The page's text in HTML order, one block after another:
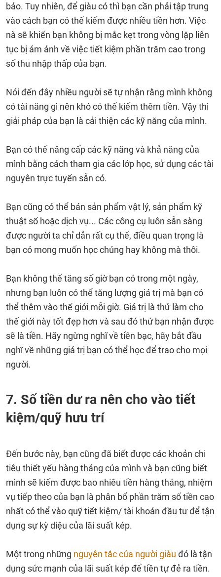
bảo. Tuy nhiên, để giàu có thì bạn cần phải tập trung
vào cách bạn có thể kiếm được nhiều tiền hơn. Việc
nà sẽ khiến bạn không bị mắc kẹt trong vòng lặp liên
tục bị ám ảnh về việc tiết kiệm phần trăm cao trong
số thu nhập thấp của bạn.
Nói đến đây nhiều người sẽ tự nhận rằng mình không
có tài năng gì nên khó có thể kiếm thêm tiền. Vậy thì
giải pháp của bạn là cải thiện các kỹ năng của mình.
Bạn có thể nâng cấp các kỹ năng và khả năng của
mình bằng cách tham gia các lớp học, sử dụng các tài
nguyên trực tuyến sẵn có.
Bạn cũng có thể bán sản phẩm vật lý, sản phẩm kỹ
thuật số hoặc dịch vụ... Các công cụ luôn sẵn sàng
được người ta chỉ dẫn rất cụ thể, điều quan trọng là
bạn có mong muốn học chúng hay không mà thôi.
Bạn không thể tăng số giờ bạn có trong một ngày,
nhưng bạn luôn có thể tăng lượng giá trị mà bạn có
thể thêm vào thế giới mỗi giờ. Giá trị là thứ làm cho
thế giới này tốt đẹp hơn và sau đó thứ bạn nhận được
sẽ là tiền. Hãy ngừng nghĩ về tiền bạc, hãy bắt đầu
nghĩ về những giá trị bạn có thể học để trao cho mọi
người.
7. Số tiền dư ra nên cho vào tiết
kiệm/quỹ hưu trí
Đến bước này, bạn cũng đã biết được các khoản chi
tiêu thiết yếu hàng tháng của mình và bạn cũng biết
mình sẽ kiếm được bao nhiêu tiền hàng tháng, nhiệm
vụ tiếp theo của bạn là phân bổ phần trăm số tiền cao
nhất có thể vào quỹ tiết kiệm/ tài khoản đầu tư để tận
dụng sự kỳ diệu của lãi suất kép.
Một trong những nguyên tắc của người giàu đó là tận
dụng sức mạnh của lãi suất kép để tiền tự đẻ ra tiền.